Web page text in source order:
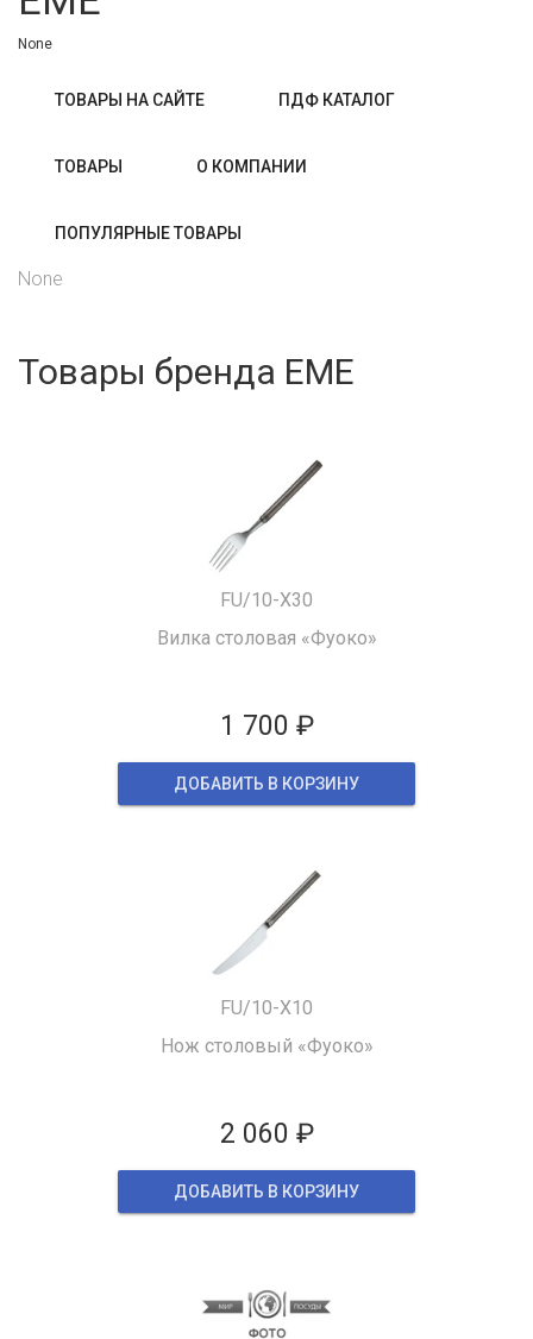
None
ТОВАРЫ НА САЙТЕ ПДФ КАТАЛОГ
ТОВАРЫ О КОМПАНИИ
ПОПУЛЯРНЫЕ ТОВАРЫ
None
Товары бренда EME
FU/10-X30
Вилка столовая «Фуоко»
1 700 ₽
ДОБАВИТЬ В КОРЗИНУ
FU/10-X10
Нож столовый «Фуоко»
2 060 ₽
ДОБАВИТЬ В КОРЗИНУ